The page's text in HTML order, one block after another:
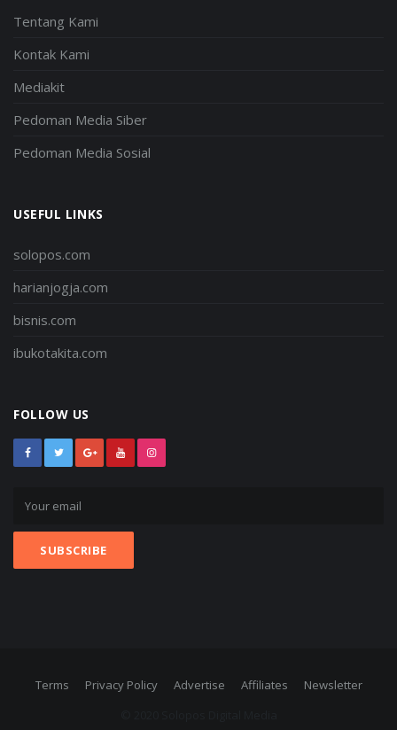
Tentang Kami
Kontak Kami
Mediakit
Pedoman Media Siber
Pedoman Media Sosial
USEFUL LINKS
solopos.com
harianjogja.com
bisnis.com
ibukotakita.com
FOLLOW US
Terms Privacy Policy Advertise Affiliates
Newsletter